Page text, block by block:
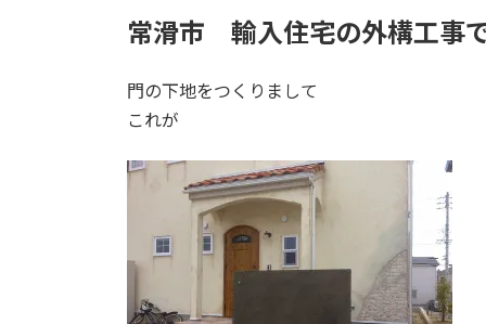
常滑市 輸入住宅の外構工事
門の下地をつくりまして
これが